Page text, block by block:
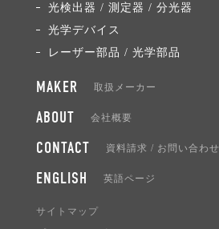
光検出器 / 測定器 / 分光器
光学デバイス
レーザー部品 / 光学部品
MAKER 取扱メーカー
ABOUT 会社概要
CONTACT 資料請求 / お問い合わせ
ENGLISH 英語ページ
サイトマップ